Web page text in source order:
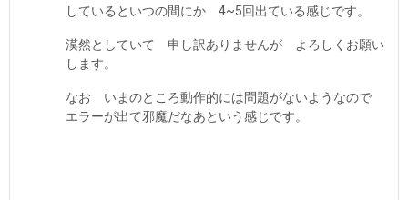
しているといつの間にか 4~5回出ている感じです。
漠然としていて 申し訳ありませんが よろしくお願い
します。
なお いまのところ動作的には問題がないようなので
エラーが出て邪魔だなあという感じです。